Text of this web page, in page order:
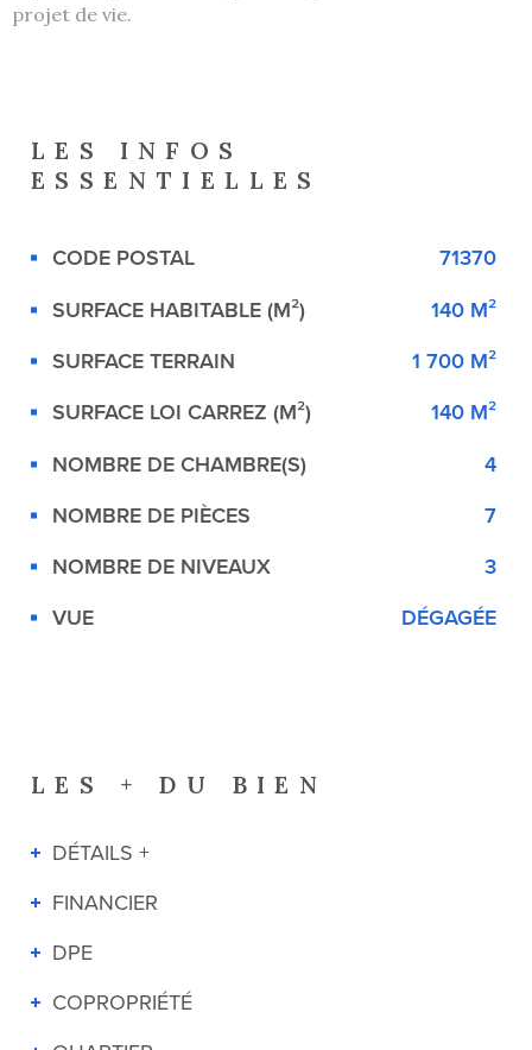
projet de vie.
LES INFOS
ESSENTIELLES
Caractérisque Valeurs
CODE POSTAL
71370
SURFACE HABITABLE (M²)
140 M²
SURFACE TERRAIN
1 700 M²
SURFACE LOI CARREZ (M²)
140 M²
NOMBRE DE CHAMBRE(S)
4
NOMBRE DE PIÈCES
7
NOMBRE DE NIVEAUX
3
VUE
DÉGAGÉE
LES + DU BIEN
DÉTAILS +
FINANCIER
DPE
COPROPRIÉTÉ